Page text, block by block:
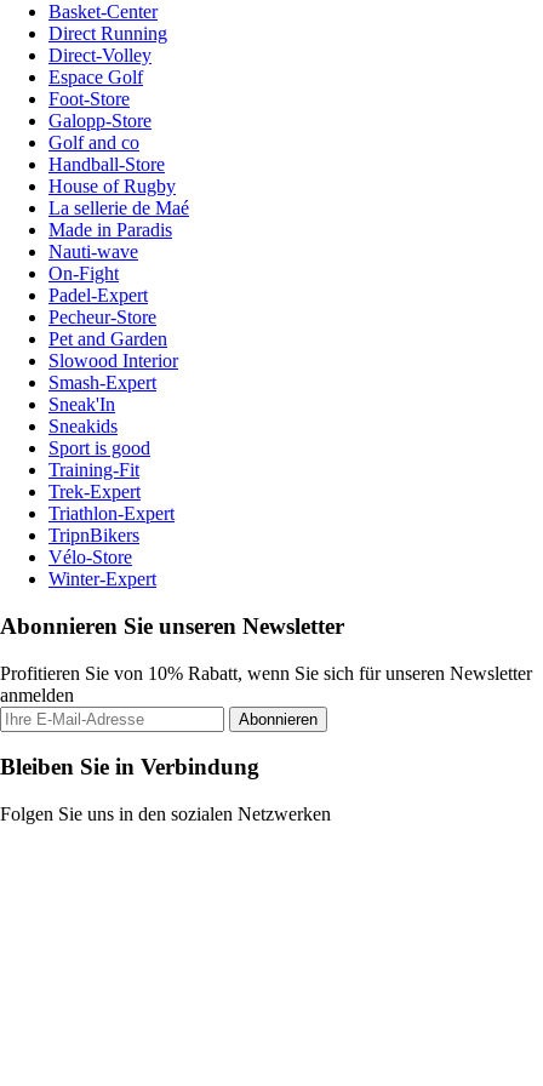
Basket-Center
Direct Running
Direct-Volley
Espace Golf
Foot-Store
Galopp-Store
Golf and co
Handball-Store
House of Rugby
La sellerie de Maé
Made in Paradis
Nauti-wave
On-Fight
Padel-Expert
Pecheur-Store
Pet and Garden
Slowood Interior
Smash-Expert
Sneak'In
Sneakids
Sport is good
Training-Fit
Trek-Expert
Triathlon-Expert
TripnBikers
Vélo-Store
Winter-Expert
Abonnieren Sie unseren Newsletter
Profitieren Sie von 10% Rabatt, wenn Sie sich für unseren Newsletter
anmelden
Abonnieren
Bleiben Sie in Verbindung
Folgen Sie uns in den sozialen Netzwerken